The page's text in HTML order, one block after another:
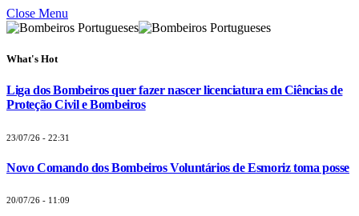
Close Menu
What's Hot
Liga dos Bombeiros quer fazer nascer licenciatura em Ciências de
Proteção Civil e Bombeiros
23/07/26 - 22:31
Novo Comando dos Bombeiros Voluntários de Esmoriz toma posse
20/07/26 - 11:09